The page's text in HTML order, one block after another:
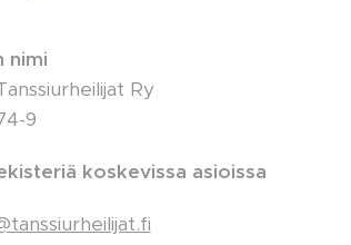
nimi
Ry
9
koskevissa asioissa